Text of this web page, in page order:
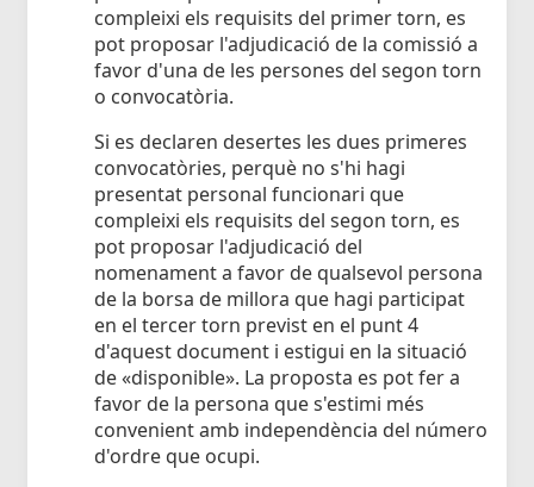
compleixi els requisits del primer torn, es
pot proposar l'adjudicació de la comissió a
favor d'una de les persones del segon torn
o convocatòria.
Si es declaren desertes les dues primeres
convocatòries, perquè no s'hi hagi
presentat personal funcionari que
compleixi els requisits del segon torn, es
pot proposar l'adjudicació del
nomenament a favor de qualsevol persona
de la borsa de millora que hagi participat
en el tercer torn previst en el punt 4
d'aquest document i estigui en la situació
de «disponible». La proposta es pot fer a
favor de la persona que s'estimi més
convenient amb independència del número
d'ordre que ocupi.